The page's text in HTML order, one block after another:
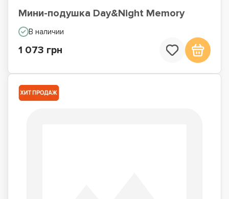
Мини-подушка Day&Night Memory
В наличии
1 073 грн